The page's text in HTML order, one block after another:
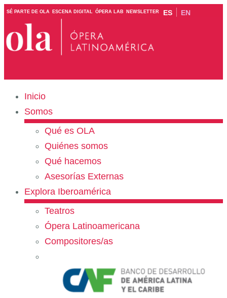
SÉ PARTE DE OLA ESCENA DIGITAL ÓPERA LAB NEWSLETTER ES EN
Inicio
Somos
Qué es OLA
Quiénes somos
Qué hacemos
Asesorías Externas
Explora Iberoamérica
Teatros
Ópera Latinoamericana
Compositores/as